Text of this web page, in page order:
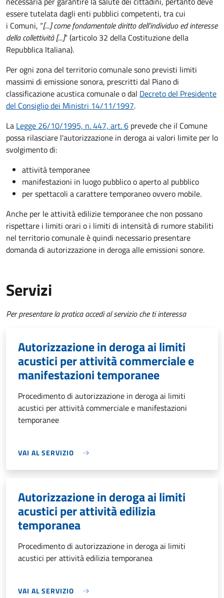
essere tutelata dagli enti pubblici competenti, tra cui
i Comuni, “[...] come fondamentale diritto dell’individuo ed interesse
della collettività [...]“ (articolo 32 della Costituzione della
Repubblica Italiana).
Per ogni zona del territorio comunale sono previsti limiti
massimi di emissione sonora, prescritti dal Piano di
classificazione acustica comunale o dal Decreto del Presidente
del Consiglio dei Ministri 14/11/1997.
La Legge 26/10/1995, n. 447, art. 6 prevede che il Comune
possa rilasciare l'autorizzazione in deroga ai valori limite per lo
svolgimento di:
attività temporanee
manifestazioni in luogo pubblico o aperto al pubblico
per spettacoli a carattere temporaneo ovvero mobile.
Anche per le attività edilizie temporanee che non possano
rispettare i limiti orari o i limiti di intensità di rumore stabiliti
nel territorio comunale è quindi necessario presentare
domanda di autorizzazione in deroga alle emissioni sonore.
Servizi
Per presentare la pratica accedi al servizio che ti interessa
Autorizzazione in deroga ai limiti
acustici per attività commerciale e
manifestazioni temporanee
Procedimento di autorizzazione in deroga ai limiti
acustici per attività commerciale e manifestazioni
temporanee
VAI AL SERVIZIO
Autorizzazione in deroga ai limiti
acustici per attività edilizia
temporanea
Procedimento di autorizzazione in deroga ai limiti
acustici per attività edilizia temporanea
VAI AL SERVIZIO